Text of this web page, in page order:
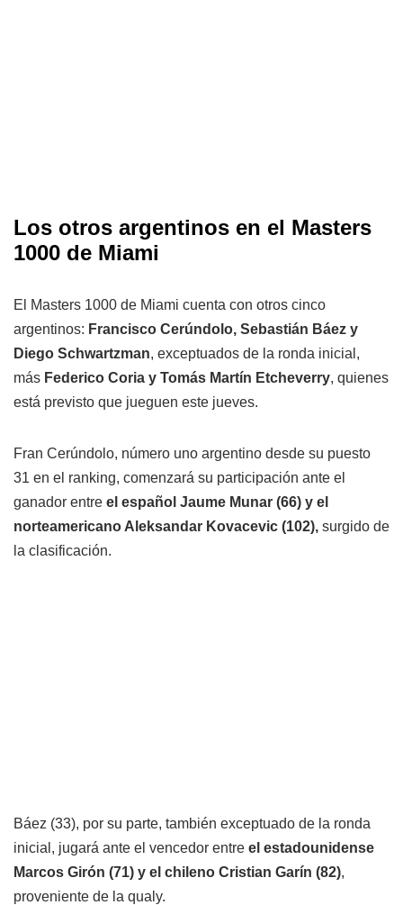
Los otros argentinos en el Masters
1000 de Miami
El Masters 1000 de Miami cuenta con otros cinco
argentinos: Francisco Cerúndolo, Sebastián Báez y
Diego Schwartzman, exceptuados de la ronda inicial,
más Federico Coria y Tomás Martín Etcheverry, quienes
está previsto que jueguen este jueves.
Fran Cerúndolo, número uno argentino desde su puesto
31 en el ranking, comenzará su participación ante el
ganador entre el español Jaume Munar (66) y el
norteamericano Aleksandar Kovacevic (102), surgido de
la clasificación.
Báez (33), por su parte, también exceptuado de la ronda
inicial, jugará ante el vencedor entre el estadounidense
Marcos Girón (71) y el chileno Cristian Garín (82),
proveniente de la qualy.